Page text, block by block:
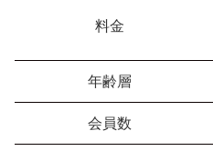
料金
年齢層
会員数